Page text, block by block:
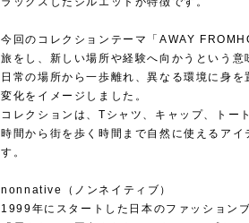
今回のコレクションテーマ「AWAY
旅をし、新しい場所や経験へ向かうという意
日常の場所から一歩離れ、異なる環境に身
変化をイメージしました。
コレクションは、Tシャツ、キャップ、トー
時間から街を歩く時間まで自然に使えるアイ
す。
nonnative（ノンネイティブ）
1999年にスタートした日本のファッションブ